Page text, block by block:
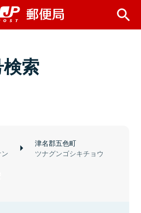
索
津名郡五色町
ツナグンゴシキチョウ